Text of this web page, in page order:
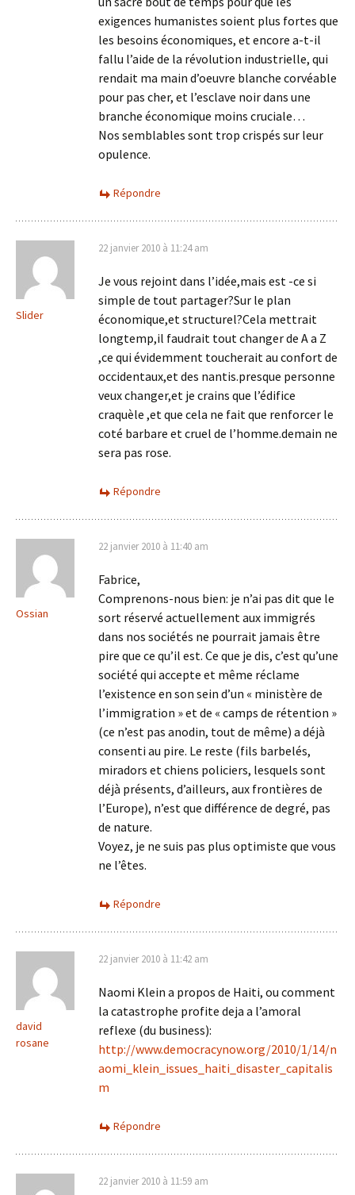
exigences humanistes soient plus fortes que
les besoins économiques, et encore a-t-il
fallu l’aide de la révolution industrielle, qui
rendait ma main d’oeuvre blanche corvéable
pour pas cher, et l’esclave noir dans une
branche économique moins cruciale…
Nos semblables sont trop crispés sur leur
opulence.
Répondre
Slider
22 janvier 2010 à 11:24 am
Je vous rejoint dans l’idée,mais est -ce si
simple de tout partager?Sur le plan
économique,et structurel?Cela mettrait
longtemp,il faudrait tout changer de A a Z
,ce qui évidemment toucherait au confort de
occidentaux,et des nantis.presque personne
veux changer,et je crains que l’édifice
craquèle ,et que cela ne fait que renforcer le
coté barbare et cruel de l’homme.demain ne
sera pas rose.
Répondre
Ossian
22 janvier 2010 à 11:40 am
Fabrice,
Comprenons-nous bien: je n’ai pas dit que le
sort réservé actuellement aux immigrés
dans nos sociétés ne pourrait jamais être
pire que ce qu’il est. Ce que je dis, c’est qu’une
société qui accepte et même réclame
l’existence en son sein d’un « ministère de
l’immigration » et de « camps de rétention »
(ce n’est pas anodin, tout de même) a déjà
consenti au pire. Le reste (fils barbelés,
miradors et chiens policiers, lesquels sont
déjà présents, d’ailleurs, aux frontières de
l’Europe), n’est que différence de degré, pas
de nature.
Voyez, je ne suis pas plus optimiste que vous
ne l’êtes.
Répondre
david
rosane
22 janvier 2010 à 11:42 am
Naomi Klein a propos de Haiti, ou comment
la catastrophe profite deja a l’amoral
reflexe (du business):
http://www.democracynow.org/2010/1/14/n
aomi_klein_issues_haiti_disaster_capitalis
m
Répondre
22 janvier 2010 à 11:59 am